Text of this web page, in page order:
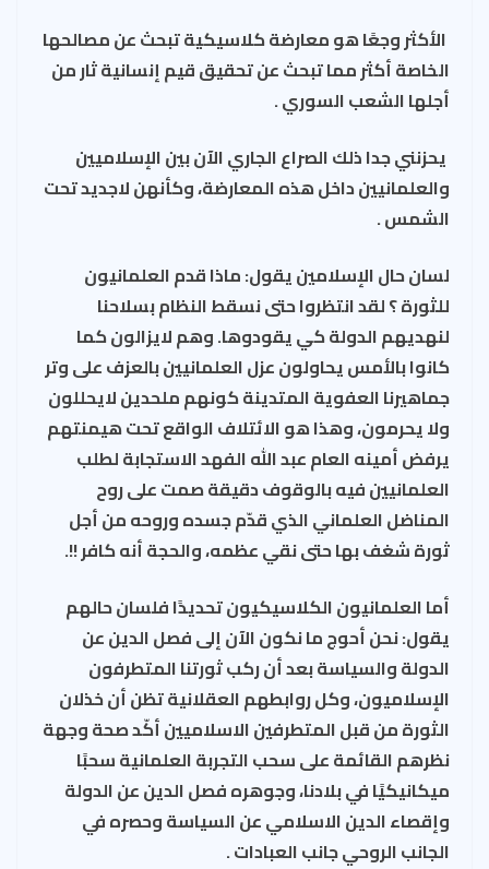
الأكثر وجعًا هو معارضة كلاسيكية تبحث عن مصالحها
الخاصة أكثر مما تبحث عن تحقيق قيم إنسانية ثار من
أجلها الشعب السوري .
يحزنني جدا ذلك الصراع الجاري الآن بين الإسلاميين
والعلمانيين داخل هذه المعارضة، وكأنهن لاجديد تحت
الشمس .
لسان حال الإسلامين يقول: ماذا قدم العلمانيون
للثورة ؟ لقد انتظروا حتى نسقط النظام بسلاحنا
لنهديهم الدولة كي يقودوها. وهم لايزالون كما
كانوا بالأمس يحاولون عزل العلمانيين بالعزف على وتر
جماهيرنا العفوية المتدينة كونهم ملحدين لايحللون
ولا يحرمون، وهذا هو الائتلاف الواقع تحت هيمنتهم
يرفض أمينه العام عبد الله الفهد الاستجابة لطلب
العلمانيين فيه بالوقوف دقيقة صمت على روح
المناضل العلماني الذي قدّم جسده وروحه من أجل
ثورة شغف بها حتى نقي عظمه، والحجة أنه كافر !!.
أما العلمانيون الكلاسيكيون تحديدًا فلسان حالهم
يقول: نحن أحوج ما نكون الآن إلى فصل الدين عن
الدولة والسياسة بعد أن ركب ثورتنا المتطرفون
الإسلاميون، وكل روابطهم العقلانية تظن أن خذلان
الثورة من قبل المتطرفين الاسلاميين أكّد صحة وجهة
نظرهم القائمة على سحب التجربة العلمانية سحبًا
ميكانيكيًا في بلادنا، وجوهره فصل الدين عن الدولة
وإقصاء الدين الاسلامي عن السياسة وحصره في
الجانب الروحي جانب العبادات .